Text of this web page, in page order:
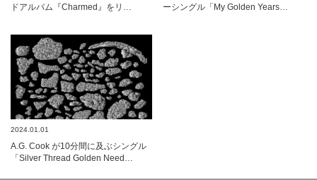
ドアルバム『Charmed』をリ…
ーシングル「My Golden Years…
2024.01.01
A.G. Cook が10分間に及ぶシングル
「Silver Thread Golden Need…